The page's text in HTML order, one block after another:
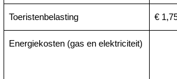
Toeristenbelasting €
Energiekosten (gas en elektriciteit)